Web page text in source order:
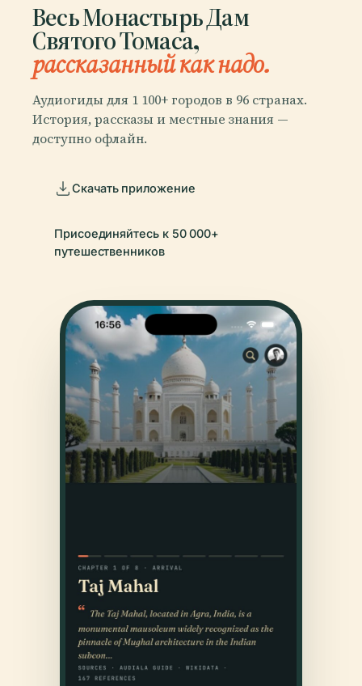
Весь Монастырь Дам
Святого Томаса,
рассказанный как надо.
Аудиогиды для 1 100+ городов в 96 странах.
История, рассказы и местные знания —
доступно офлайн.
Скачать приложение
Присоединяйтесь к 50 000+
путешественников